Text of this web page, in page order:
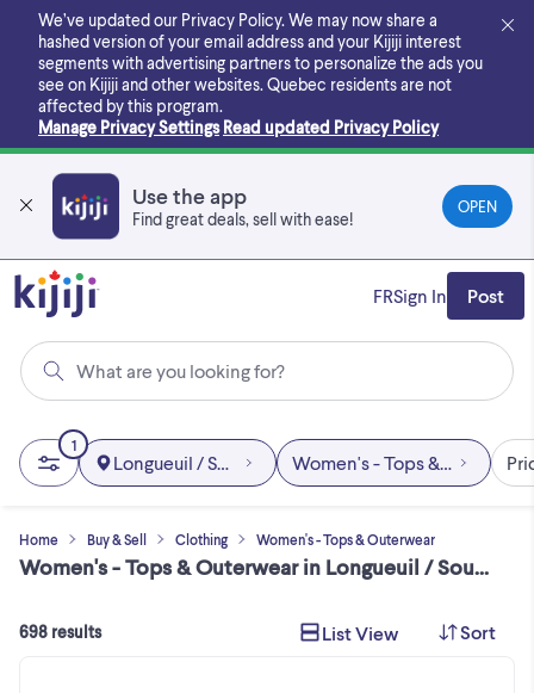
main
content
We’ve updated our Privacy Policy. We may now share a
hashed version of your email address and your Kijiji interest
segments with advertising partners to personalize the ads you
see on Kijiji and other websites. Quebec residents are not
affected by this program.
Manage Privacy Settings Read updated Privacy Policy
Use the app
Find great deals, sell with ease!
OPEN
What are you looking for?
FRSign In Post
Home Buy & Sell Clothing Women's - Tops & Outerwear
Women's - Tops & Outerwear in Longueuil / South Shore
1
Longueuil / South ShoreWomen's - Tops & Outerwear
698 results List View Sort